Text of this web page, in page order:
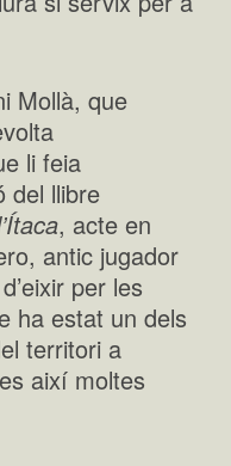
Mollà, que
li feia
del llibre
, acte en
antic jugador
per les
ha estat un dels
territori a
així moltes